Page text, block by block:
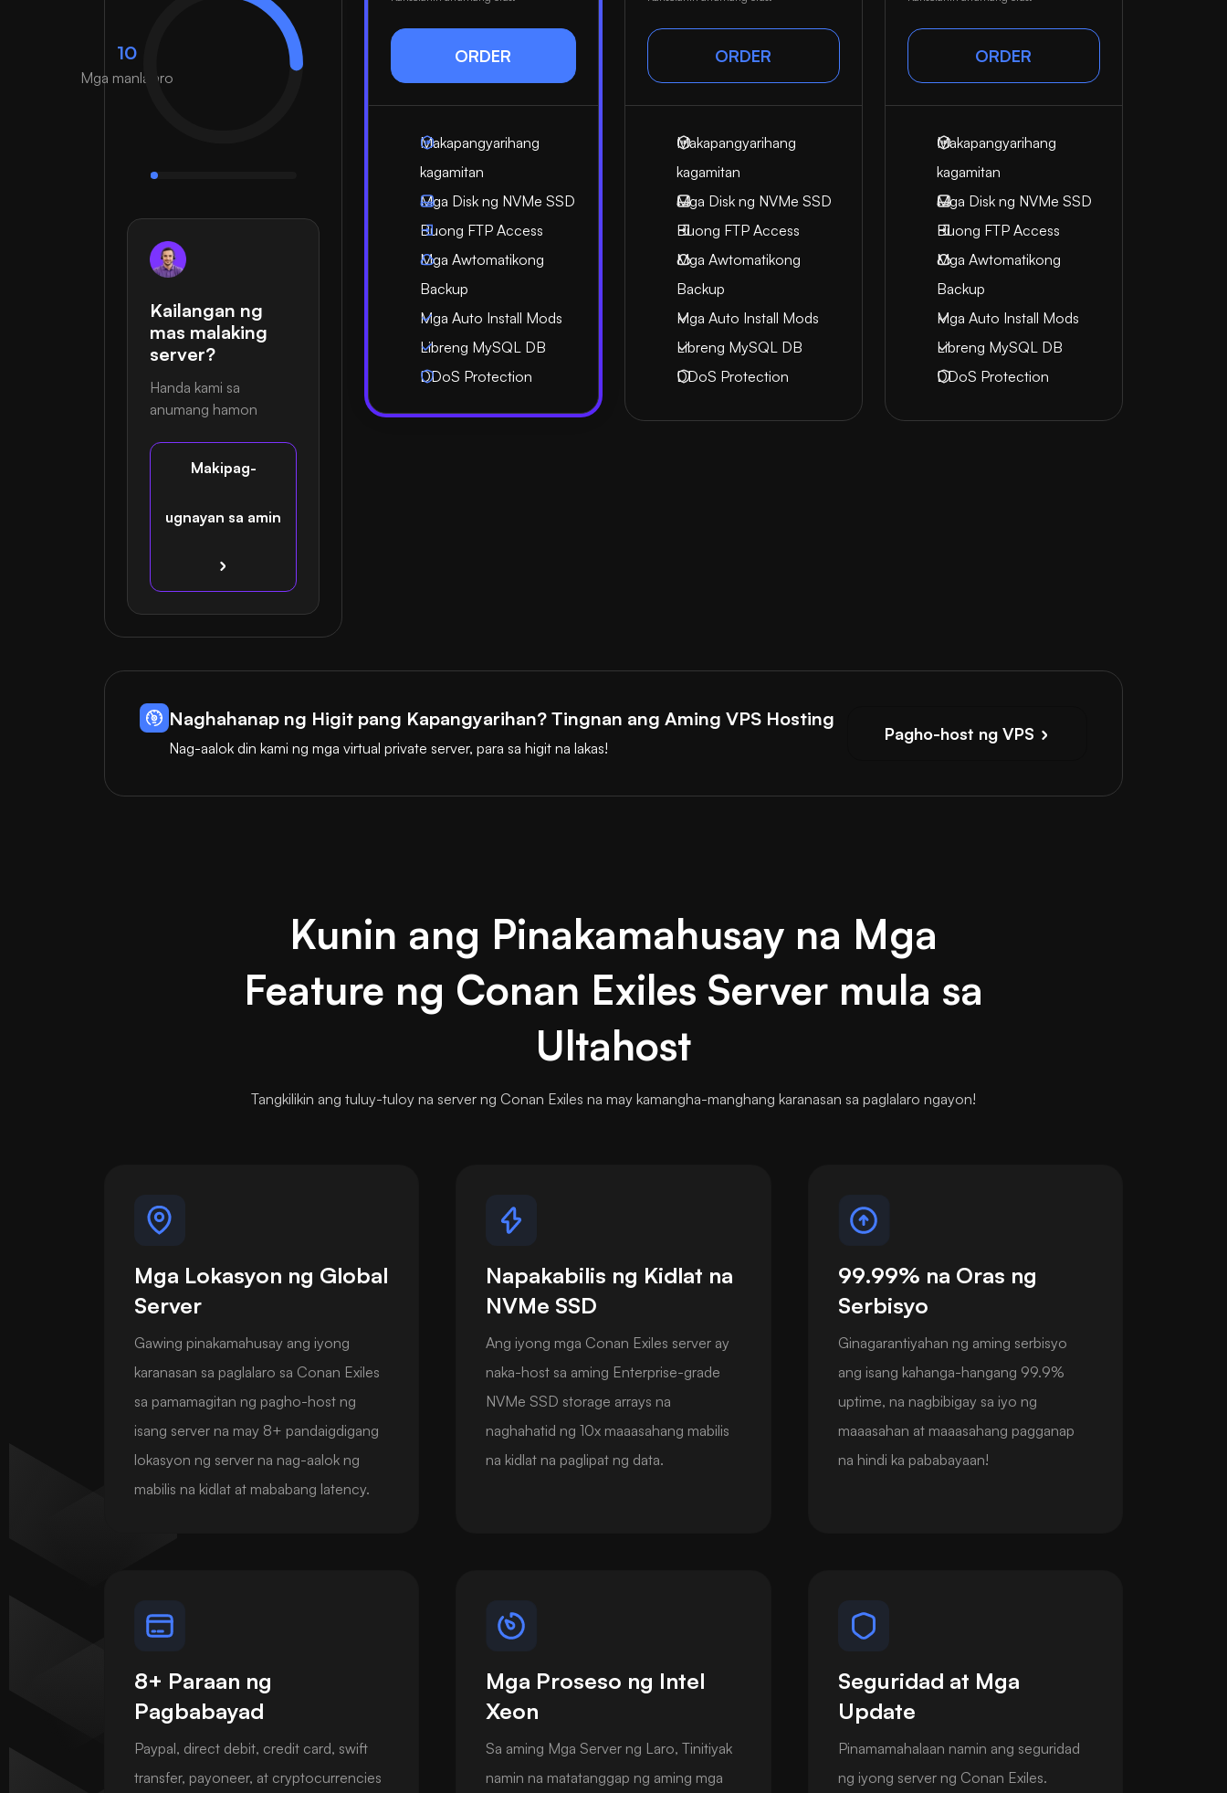
10
Mga manlalaro
Kailangan ng
mas malaking
server?
Handa kami sa
anumang hamon
Makipag-
ugnayan sa amin
ORDER
Makapangyarihang
kagamitan
Mga Disk ng NVMe SSD
Buong FTP Access
Mga Awtomatikong
Backup
Mga Auto Install Mods
Libreng MySQL DB
DDoS Protection
ORDER
Makapangyarihang
kagamitan
Mga Disk ng NVMe SSD
Buong FTP Access
Mga Awtomatikong
Backup
Mga Auto Install Mods
Libreng MySQL DB
DDoS Protection
ORDER
Makapangyarihang
kagamitan
Mga Disk ng NVMe SSD
Buong FTP Access
Mga Awtomatikong
Backup
Mga Auto Install Mods
Libreng MySQL DB
DDoS Protection
Naghahanap ng Higit pang Kapangyarihan? Tingnan ang Aming VPS Hosting
Nag-aalok din kami ng mga virtual private server, para sa higit na lakas!
Pagho-host ng VPS
Kunin ang Pinakamahusay na Mga
Feature ng Conan Exiles Server mula sa
Ultahost
Tangkilikin ang tuluy-tuloy na server ng Conan Exiles na may kamangha-manghang karanasan sa paglalaro ngayon!
Mga Lokasyon ng Global
Server
Gawing pinakamahusay ang iyong
karanasan sa paglalaro sa Conan Exiles
sa pamamagitan ng pagho-host ng
isang server na may 8+ pandaigdigang
lokasyon ng server na nag-aalok ng
mabilis na kidlat at mababang latency.
Napakabilis ng Kidlat na
NVMe SSD
Ang iyong mga Conan Exiles server ay
naka-host sa aming Enterprise-grade
NVMe SSD storage arrays na
naghahatid ng 10x maaasahang mabilis
na kidlat na paglipat ng data.
99.99% na Oras ng
Serbisyo
Ginagarantiyahan ng aming serbisyo
ang isang kahanga-hangang 99.9%
uptime, na nagbibigay sa iyo ng
maaasahan at maaasahang pagganap
na hindi ka pababayaan!
8+ Paraan ng
Pagbabayad
Paypal, direct debit, credit card, swift
transfer, payoneer, at cryptocurrencies
Mga Proseso ng Intel
Xeon
Sa aming Mga Server ng Laro, Tinitiyak
namin na matatanggap ng aming mga
Seguridad at Mga
Update
Pinamamahalaan namin ang seguridad
ng iyong server ng Conan Exiles.